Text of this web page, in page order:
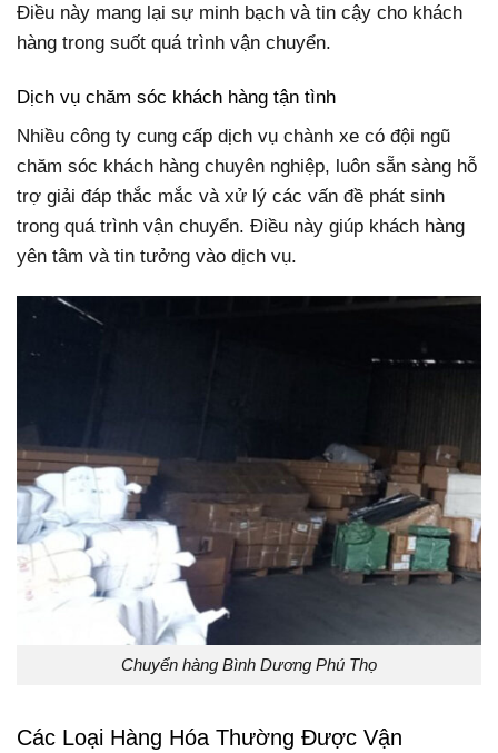
Điều này mang lại sự minh bạch và tin cậy cho khách
hàng trong suốt quá trình vận chuyển.
Dịch vụ chăm sóc khách hàng tận tình
Nhiều công ty cung cấp dịch vụ chành xe có đội ngũ
chăm sóc khách hàng chuyên nghiệp, luôn sẵn sàng hỗ
trợ giải đáp thắc mắc và xử lý các vấn đề phát sinh
trong quá trình vận chuyển. Điều này giúp khách hàng
yên tâm và tin tưởng vào dịch vụ.
Chuyển hàng Bình Dương Phú Thọ
Các Loại Hàng Hóa Thường Được Vận